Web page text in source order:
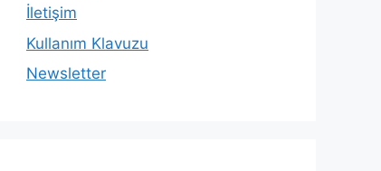
İletişim
Kullanım Klavuzu
Newsletter